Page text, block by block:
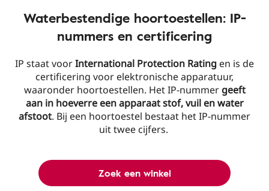
Waterbestendige hoortoestellen: IP-
nummers en certificering
IP staat voorInternational Protection Rating en is de
certificering voor elektronische apparatuur,
waaronder hoortoestellen. Het IP-nummergeeft
aan in hoeverre een apparaat stof, vuil en water
afstoot. Bij een hoortoestel bestaat het IP-nummer
uit twee cijfers.
Zoek een winkel